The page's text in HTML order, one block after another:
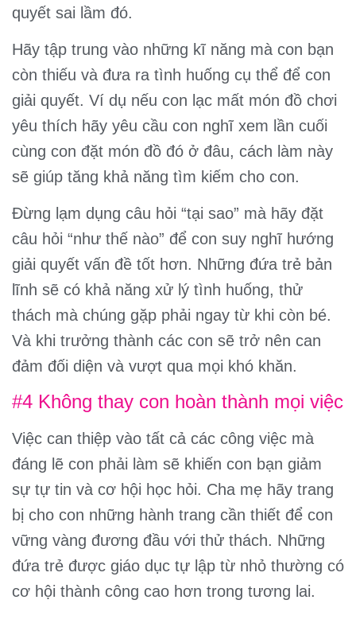
quyết sai lầm đó.
Hãy tập trung vào những kĩ năng mà con bạn
còn thiếu và đưa ra tình huống cụ thể để con
giải quyết. Ví dụ nếu con lạc mất món đồ chơi
yêu thích hãy yêu cầu con nghĩ xem lần cuối
cùng con đặt món đồ đó ở đâu, cách làm này
sẽ giúp tăng khả năng tìm kiếm cho con.
Đừng lạm dụng câu hỏi “tại sao” mà hãy đặt
câu hỏi “như thế nào” để con suy nghĩ hướng
giải quyết vấn đề tốt hơn. Những đứa trẻ bản
lĩnh sẽ có khả năng xử lý tình huống, thử
thách mà chúng gặp phải ngay từ khi còn bé.
Và khi trưởng thành các con sẽ trở nên can
đảm đối diện và vượt qua mọi khó khăn.
#4 Không thay con hoàn thành mọi việc
Việc can thiệp vào tất cả các công việc mà
đáng lẽ con phải làm sẽ khiến con bạn giảm
sự tự tin và cơ hội học hỏi. Cha mẹ hãy trang
bị cho con những hành trang cần thiết để con
vững vàng đương đầu với thử thách. Những
đứa trẻ được giáo dục tự lập từ nhỏ thường có
cơ hội thành công cao hơn trong tương lai.